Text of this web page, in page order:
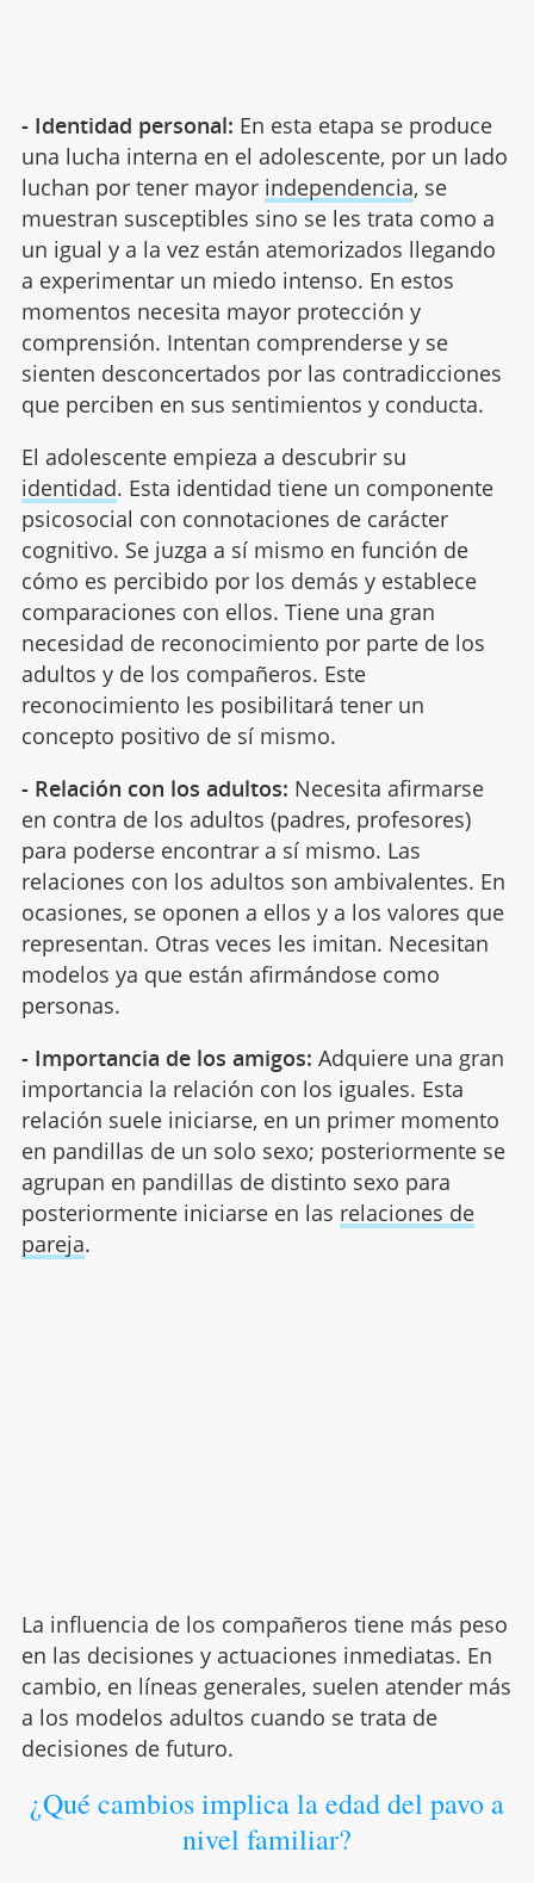
- Identidad personal: En esta etapa se produce
una lucha interna en el adolescente, por un lado
luchan por tener mayor independencia, se
muestran susceptibles sino se les trata como a
un igual y a la vez están atemorizados llegando
a experimentar un miedo intenso. En estos
momentos necesita mayor protección y
comprensión. Intentan comprenderse y se
sienten desconcertados por las contradicciones
que perciben en sus sentimientos y conducta.
El adolescente empieza a descubrir su
identidad. Esta identidad tiene un componente
psicosocial con connotaciones de carácter
cognitivo. Se juzga a sí mismo en función de
cómo es percibido por los demás y establece
comparaciones con ellos. Tiene una gran
necesidad de reconocimiento por parte de los
adultos y de los compañeros. Este
reconocimiento les posibilitará tener un
concepto positivo de sí mismo.
- Relación con los adultos: Necesita afirmarse
en contra de los adultos (padres, profesores)
para poderse encontrar a sí mismo. Las
relaciones con los adultos son ambivalentes. En
ocasiones, se oponen a ellos y a los valores que
representan. Otras veces les imitan. Necesitan
modelos ya que están afirmándose como
personas.
- Importancia de los amigos: Adquiere una gran
importancia la relación con los iguales. Esta
relación suele iniciarse, en un primer momento
en pandillas de un solo sexo; posteriormente se
agrupan en pandillas de distinto sexo para
posteriormente iniciarse en las relaciones de
pareja.
La influencia de los compañeros tiene más peso
en las decisiones y actuaciones inmediatas. En
cambio, en líneas generales, suelen atender más
a los modelos adultos cuando se trata de
decisiones de futuro.
¿Qué cambios implica la edad del pavo a
nivel familiar?